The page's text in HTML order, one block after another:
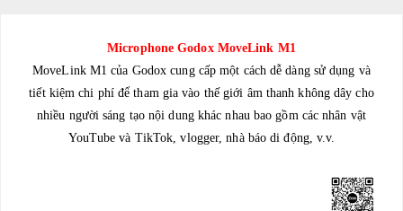
Microphone Godox MoveLink M1
MoveLink M1 của Godox cung cấp một cách dễ dàng sử dụng và
tiết kiệm chi phí để tham gia vào thế giới âm thanh không dây cho
nhiều người sáng tạo nội dung khác nhau bao gồm các nhân vật
YouTube và TikTok, vlogger, nhà báo di động, v.v.